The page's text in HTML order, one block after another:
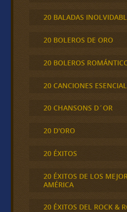
20 BALADAS
20 BOLEROS DE ORO
20 BOLEROS
20 CANCIONES
20 CHANSONS D´OR
20 D'ORO
20 ÉXITOS
20 ÉXITOS DE LOS
AMÉRICA
20 ÉXITOS DEL ROCK &